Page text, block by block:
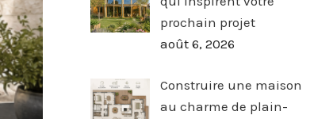
prochain projet
août 6, 2026
Construire une maison
au charme de plain-